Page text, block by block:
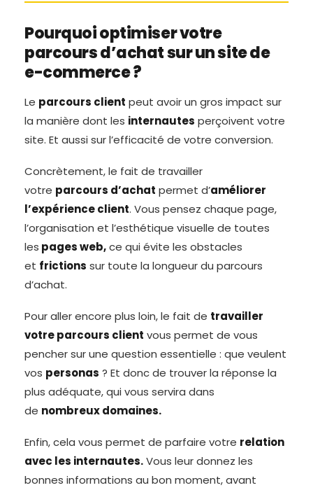
Pourquoi optimiser votre
parcours d’achat sur un site de
e-commerce ?
Le parcours client peut avoir un gros impact sur
la manière dont les internautes perçoivent votre
site. Et aussi sur l’efficacité de votre conversion.
Concrètement, le fait de travailler
votre parcours d’achat permet d’améliorer
l’expérience client. Vous pensez chaque page,
l’organisation et l’esthétique visuelle de toutes
les pages web,ce qui évite les obstacles
et frictions sur toute la longueur du parcours
d’achat.
Pour aller encore plus loin, le fait de travailler
votre parcours client vous permet de vous
pencher sur une question essentielle : que veulent
vos personas ? Et donc de trouver la réponse la
plus adéquate, qui vous servira dans
de nombreux domaines.
Enfin, cela vous permet de parfaire votre relation
avec les internautes.Vous leur donnez les
bonnes informations au bon moment, avant